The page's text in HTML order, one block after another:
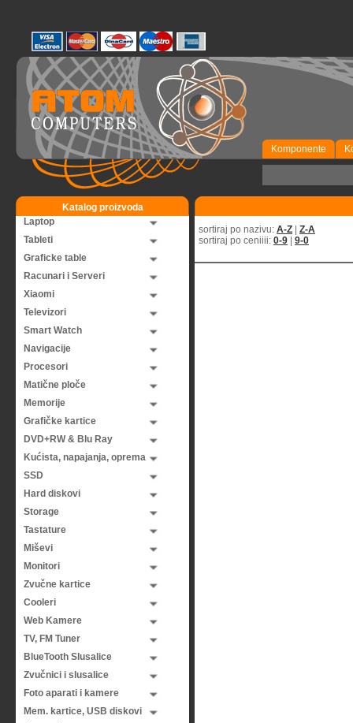
Komponente
Katalog proizvoda
Laptop
Tableti
Graficke table
Racunari i Serveri
Xiaomi
Televizori
Smart Watch
Navigacije
Procesori
Matične ploče
Memorije
Grafičke kartice
DVD+RW & Blu Ray
Kućista, napajanja, oprema
SSD
Hard diskovi
Storage
Tastature
Miševi
Monitori
Zvučne kartice
Cooleri
Web Kamere
TV, FM Tuner
BlueTooth Slusalice
Zvučnici i slusalice
Foto aparati i kamere
Mem. kartice, USB diskovi
sortiraj po nazivu: A-Z
Z-A
sortiraj po ceniiii: 0-9 9-0